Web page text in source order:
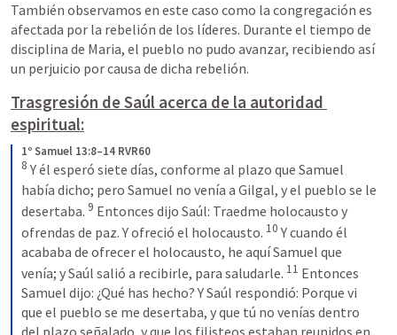
También observamos en este caso como la congregación es
afectada por la rebelión de los líderes. Durante el tiempo de
disciplina de Maria, el pueblo no pudo avanzar, recibiendo así
un perjuicio por causa de dicha rebelión.
Trasgresión de Saúl acerca de la autoridad
espiritual:
1º Samuel 13:8–14 RVR60
8 Y él esperó siete días, conforme al plazo que Samuel
había dicho; pero Samuel no venía a Gilgal, y el pueblo se le
desertaba. 9 Entonces dijo Saúl: Traedme holocausto y
ofrendas de paz. Y ofreció el holocausto. 10 Y cuando él
acababa de ofrecer el holocausto, he aquí Samuel que
venía; y Saúl salió a recibirle, para saludarle. 11 Entonces
Samuel dijo: ¿Qué has hecho? Y Saúl respondió: Porque vi
que el pueblo se me desertaba, y que tú no venías dentro